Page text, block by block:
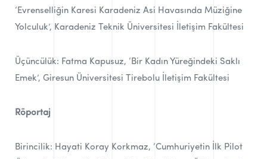
‘Evrenselliğin Karesi Karadeniz Asi Havasında Müziğine
Yolculuk’, Karadeniz Teknik Üniversitesi İletişim Fakültesi
Üçüncülük: Fatma Kapusuz, ‘Bir Kadın Yüreğindeki Saklı
Emek’, Giresun Üniversitesi Tirebolu İletişim Fakültesi
Röportaj
Birincilik: Hayati Koray Korkmaz, ‘Cumhuriyetin İlk Pilot